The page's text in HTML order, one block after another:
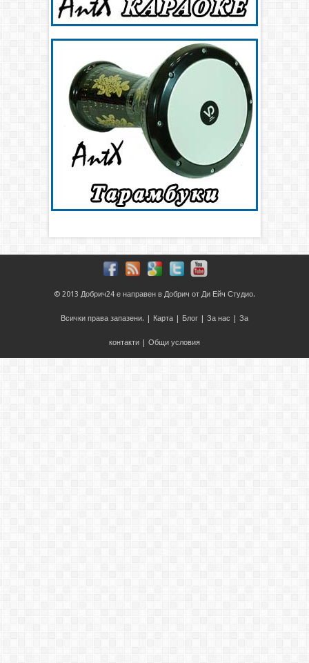
© 2013 Добрич24 е направен в Добрич от Ди Ейч Студио.
Всички права запазени. | Карта Блог За нас За
контакти Общи условия